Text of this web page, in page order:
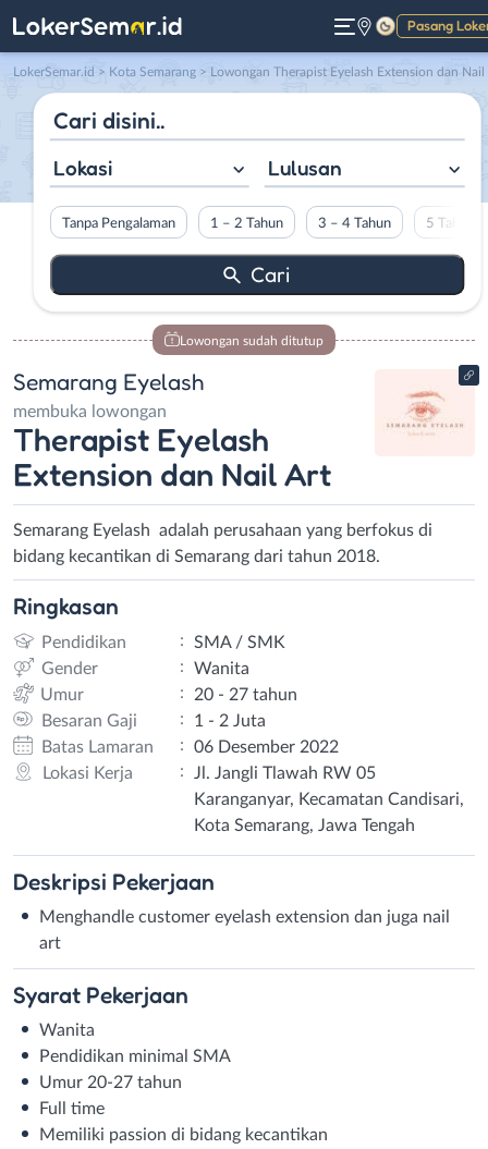
Pasang
Gelap
LokerSemar.id > Kota Semarang > Lowongan Therapist Eyelash Extension dan Nail Art di Semarang Eyelash
Lokasi Lulusan
Tanpa Pengalaman 1 – 2 Tahun 3 – 4 Tahun 5 Tahun
Lowongan sudah ditutup
Semarang Eyelash
membuka lowongan
Therapist Eyelash
Extension dan Nail Art
Semarang Eyelash adalah perusahaan yang berfokus di
bidang kecantikan di Semarang dari tahun 2018.
Ringkasan
Pendidikan :
SMA / SMK
Gender
:
Wanita
Umur
:
20 - 27 tahun
Besaran Gaji
:
1 - 2 Juta
Batas Lamaran
:
06 Desember 2022
Lokasi Kerja
:
Jl. Jangli Tlawah RW 05
Karanganyar, Kecamatan Candisari,
Kota Semarang, Jawa Tengah
Deskripsi Pekerjaan
Menghandle customer eyelash extension dan juga nail
art
Syarat Pekerjaan
Wanita
Pendidikan minimal SMA
Umur 20-27 tahun
Full time
Memiliki passion di bidang kecantikan